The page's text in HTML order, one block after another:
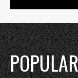
POPULAR